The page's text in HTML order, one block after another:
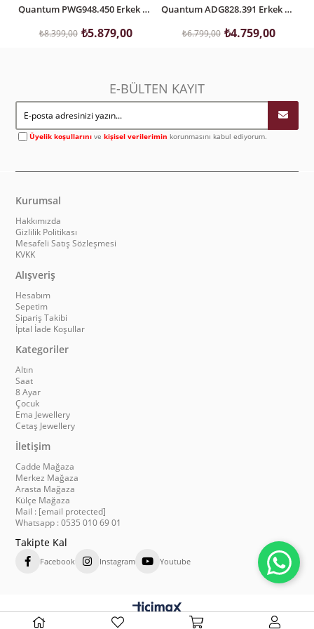
Quantum PWG948.450 Erkek Kol Saati
₺5.879,00
₺8.399,00
Quantum ADG828.391 Erkek Kol Saati
₺4.759,00
₺6.799,00
E-BÜLTEN KAYIT
Üyelik koşullarını vekişisel verilerimin korunmasını kabul ediyorum.
Kurumsal
Hakkımızda
Gizlilik Politikası
Mesafeli Satış Sözleşmesi
KVKK
Alışveriş
Hesabım
Sepetim
Sipariş Takibi
İptal İade Koşullar
Kategoriler
Altın
Saat
8 Ayar
Çocuk
Ema Jewellery
Cetaş Jewellery
İletişim
Cadde Mağaza
Merkez Mağaza
Arasta Mağaza
Külçe Mağaza
Mail : [email protected]
Whatsapp : 0535 010 69 01
Takipte Kal
Facebook Instagram Youtube